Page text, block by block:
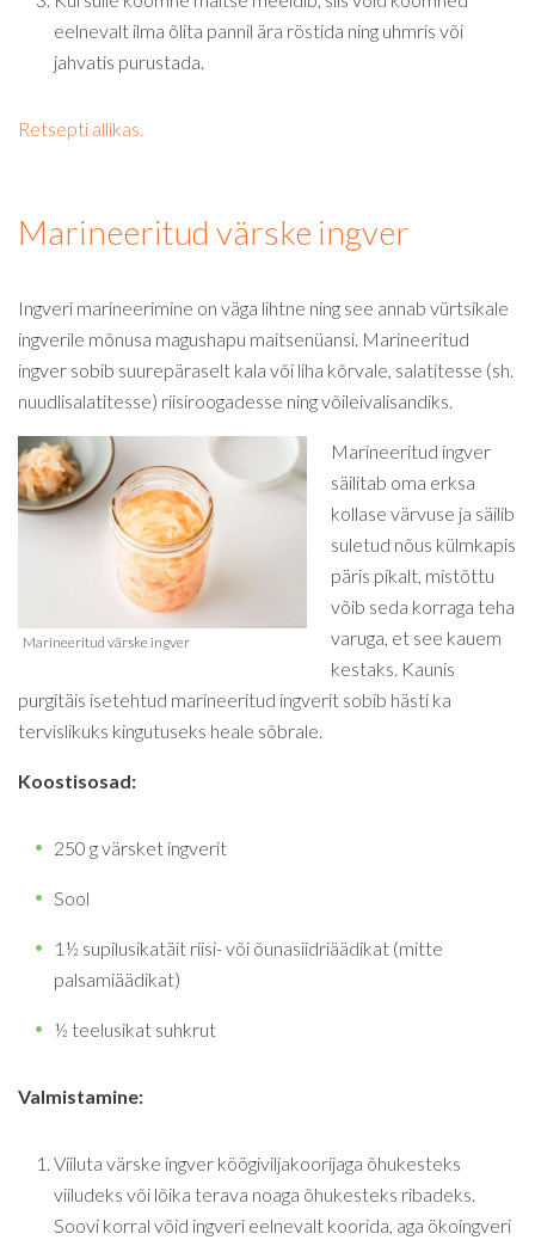
eelnevalt ilma õlita pannil ära röstida ning uhmris või
jahvatis purustada.
Retsepti allikas.
Marineeritud värske ingver
Ingveri marineerimine on väga lihtne ning see annab vürtsikale
ingverile mõnusa magushapu maitsenüansi. Marineeritud
ingver sobib suurepäraselt kala või liha kõrvale, salatitesse (sh.
nuudlisalatitesse) riisiroogadesse ning võileivalisandiks.
Marineeritud ingver
säilitab oma erksa
kollase värvuse ja säilib
suletud nõus külmkapis
päris pikalt, mistõttu
võib seda korraga teha
varuga, et see kauem
kestaks. Kaunis
purgitäis isetehtud marineeritud ingverit sobib hästi ka
tervislikuks kingutuseks heale sõbrale.
Koostisosad:
250 g värsket ingverit
Sool
1½ supilusikatäit riisi- või õunasiidriäädikat (mitte
palsamiäädikat)
½ teelusikat suhkrut
Valmistamine:
Viiluta värske ingver köögiviljakoorijaga õhukesteks
viiludeks või lõika terava noaga õhukesteks ribadeks.
Soovi korral võid ingveri eelnevalt koorida, aga ökoingveri